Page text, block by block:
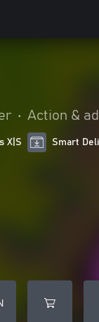
• Action &
X|S Smart